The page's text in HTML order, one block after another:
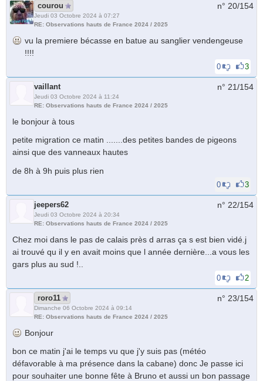
courou
Jeudi 03 Octobre 2024 à 07:27
RE: Observations hauts de France 2024 / 2025
n° 20/154
vu la premiere bécasse en batue au sanglier vendengeuse
!!!!
0 3
vaillant
Jeudi 03 Octobre 2024 à 11:24
RE: Observations hauts de France 2024 / 2025
n° 21/154
le bonjour à tous
petite migration ce matin .......des petites bandes de pigeons
ainsi que des vanneaux hautes
de 8h à 9h puis plus rien
0 3
jeepers62
Jeudi 03 Octobre 2024 à 20:34
RE: Observations hauts de France 2024 / 2025
n° 22/154
Chez moi dans le pas de calais près d arras ça s est bien vidé.j
ai trouvé qu il y en avait moins que l année dernière...a vous les
gars plus au sud !..
0 2
roro11
Dimanche 06 Octobre 2024 à 09:14
RE: Observations hauts de France 2024 / 2025
n° 23/154
Bonjour
bon ce matin j'ai le temps vu que j'y suis pas (météo
défavorable à ma présence dans la cabane) donc Je passe ici
pour souhaiter une bonne fête à Bruno et aussi un bon passage